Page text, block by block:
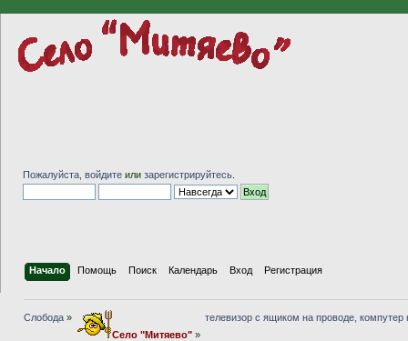
Пожалуйста, войдите или зарегистрируйтесь
Начало Помощь Поиск Календарь Вход Регистрация
Слобода »
Село "Митяево"»
телевизор с ящиком на проводе, компутер